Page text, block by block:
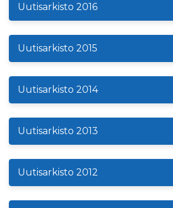
Uutisarkisto 2016
Uutisarkisto 2015
Uutisarkisto 2014
Uutisarkisto 2013
Uutisarkisto 2012